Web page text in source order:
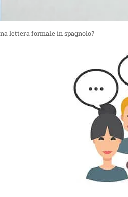
lettera formale in spagnolo?